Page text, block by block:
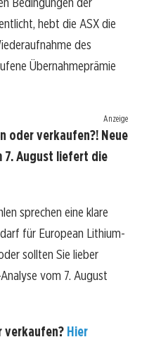
hebt die ASX die
des
Übernahmeprämie
Anzeige
oder verkaufen?! Neue
7. August liefert die
sprechen eine klare
für European Lithium-
sollten Sie lieber
vom 7. August
verkaufen? Hier